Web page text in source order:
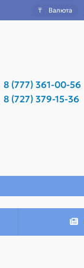
₸ Валюта
8 (777) 361-00-56
8 (727) 379-15-36